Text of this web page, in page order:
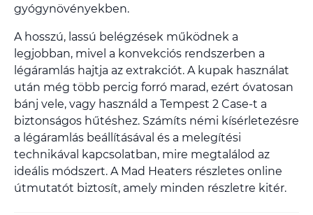
gyógynövényekben.
A hosszú, lassú belégzések működnek a
legjobban, mivel a konvekciós rendszerben a
légáramlás hajtja az extrakciót. A kupak használat
után még több percig forró marad, ezért óvatosan
bánj vele, vagy használd a Tempest 2 Case-t a
biztonságos hűtéshez. Számíts némi kísérletezésre
a légáramlás beállításával és a melegítési
technikával kapcsolatban, mire megtalálod az
ideális módszert. A Mad Heaters részletes online
útmutatót biztosít, amely minden részletre kitér.